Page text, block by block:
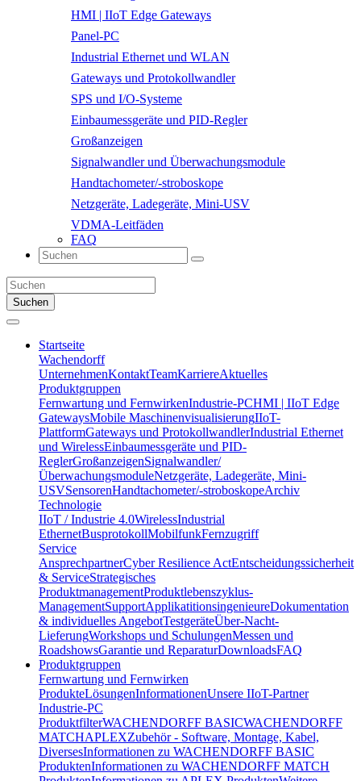
HMI | IIoT Edge Gateways
Panel-PC
Industrial Ethernet und WLAN
Gateways und Protokollwandler
SPS und I/O-Systeme
Einbaumessgeräte und PID-Regler
Großanzeigen
Signalwandler und Überwachungsmodule
Handtachometer/-stroboskope
Netzgeräte, Ladegeräte, Mini-USV
VDMA-Leitfäden
FAQ
Suchen
Startseite
Wachendorff
UnternehmenKontaktTeamKarriereAktuelles
Produktgruppen
Fernwartung und FernwirkenIndustrie-PCHMI | IIoT Edge
GatewaysMobile MaschinenvisualisierungIIoT-
PlattformGateways und ProtokollwandlerIndustrial Ethernet
und WirelessEinbaumessgeräte und PID-
ReglerGroßanzeigenSignalwandler/
ÜberwachungsmoduleNetzgeräte, Ladegeräte, Mini-
USVSensorenHandtachometer/-stroboskopeArchiv
Technologie
IIoT / Industrie 4.0WirelessIndustrial
EthernetBusprotokollMobilfunkFernzugriff
Service
AnsprechpartnerCyber Resilience ActEntscheidungssicherheit
& ServiceStrategisches
ProduktmanagementProduktlebenszyklus-
ManagementSupportApplikatitionsingenieureDokumentation
& individuelles AngebotTestgeräteÜber-Nacht-
LieferungWorkshops und SchulungenMessen und
RoadshowsGarantie und ReparaturDownloadsFAQ
Produktgruppen
Fernwartung und Fernwirken
ProdukteLösungenInformationenUnsere IIoT-Partner
Industrie-PC
ProduktfilterWACHENDORFF BASICWACHENDORFF
MATCHAPLEXZubehör - Software, Montage, Kabel,
DiversesInformationen zu WACHENDORFF BASIC
ProduktenInformationen zu WACHENDORFF MATCH